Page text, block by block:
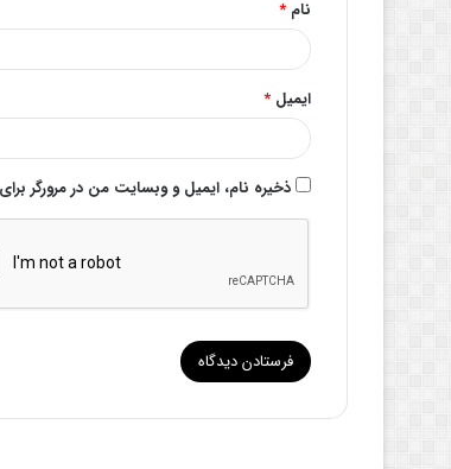
نام *
ایمیل *
ذخیره نام، ایمیل و وبسایت من در مرورگر